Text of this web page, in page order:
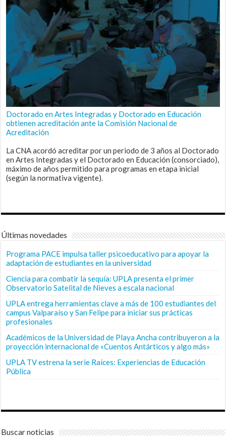
Doctorado en Artes Integradas y Doctorado en Educación
obtienen acreditación ante la Comisión Nacional de
Acreditación
La CNA acordó acreditar por un periodo de 3 años al Doctorado
en Artes Integradas y el Doctorado en Educación (consorciado),
máximo de años permitido para programas en etapa inicial
(según la normativa vigente).
Últimas novedades
Programa PACE impulsa taller psicoeducativo para apoyar la
adaptación de estudiantes en la universidad
Ciencia para combatir la sequía: UPLA presenta el primer
Observatorio Satelital de Nieves a escala nacional
UPLA entrega herramientas clave a más de 100 estudiantes del
campus Valparaíso y San Felipe para iniciar sus prácticas
profesionales
Académicos de la Universidad de Playa Ancha contribuyeron a la
proyección internacional de «Cuentos Antárticos y algo más»
UPLA TV estrena la serie Raíces: Experiencias de Educación
Pública
Buscar noticias